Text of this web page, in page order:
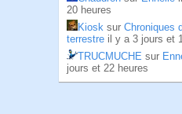
20 heures
Kiosk sur Chroniques
terrestre il y a 3 jours et
TRUCMUCHE sur
jours et 22 heures